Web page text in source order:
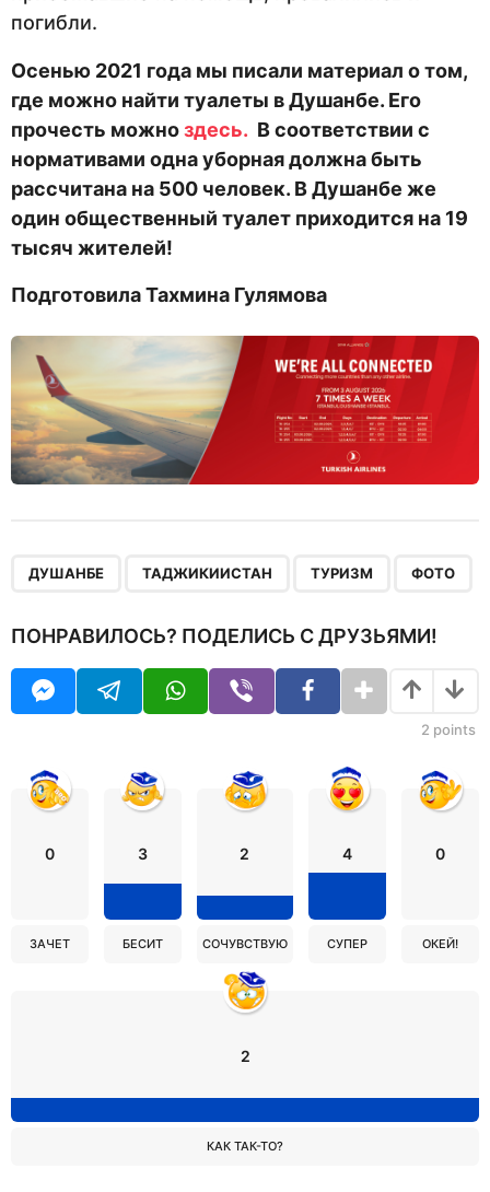
погибли.
Осенью 2021 года мы писали материал о том,
где можно найти туалеты в Душанбе. Его
прочесть можноздесь. В соответствии с
нормативами одна уборная должна быть
рассчитана на 500 человек. В Душанбе же
один общественный туалет приходится на 19
тысяч жителей!
Подготовила Тахмина Гулямова
ДУШАНБЕ ТАДЖИКИИСТАН ТУРИЗМ ФОТО
ПОНРАВИЛОСЬ? ПОДЕЛИСЬ С ДРУЗЬЯМИ!
2 points
0
ЗАЧЕТ
3
БЕСИТ
2
СОЧУВСТВУЮ
4
СУПЕР
0
ОКЕЙ!
2
КАК ТАК-ТО?